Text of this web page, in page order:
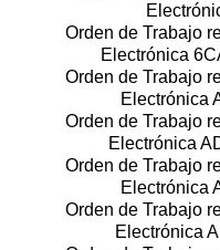
Orden de Trabajo
Electrónica
Orden de Trabajo
Electrónica
Orden de Trabajo
Electrónica
Orden de Trabajo
Electrónica
Orden de Trabajo
Electrónica